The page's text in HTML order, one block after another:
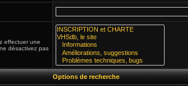
effectuer une
désactivez pas
Options de recherche